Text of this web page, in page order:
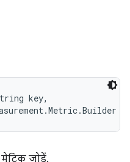
key,
जोड़ें.